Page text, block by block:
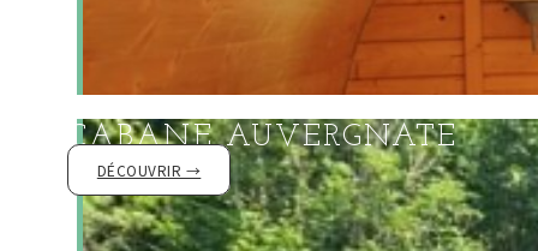
CABANE AUVERGNATE
DÉCOUVRIR →